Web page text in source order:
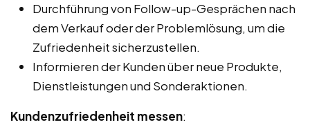
Durchführung von Follow-up-Gesprächen nach
dem Verkauf oder der Problemlösung, um die
Zufriedenheit sicherzustellen.
Informieren der Kunden über neue Produkte,
Dienstleistungen und Sonderaktionen.
Kundenzufriedenheit messen: